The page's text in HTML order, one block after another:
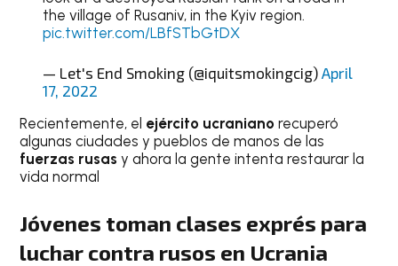
the village of Rusaniv, in the Kyiv region.
pic.twitter.com/LBfSTbGtDX
— Let's End Smoking (@iquitsmokingcig) April
17, 2022
Recientemente, el ejército ucranianorecuperó
algunas ciudades y pueblos de manos de las
fuerzas rusasy ahora la gente intenta restaurar la
vida normal
Jóvenes toman clases exprés para
luchar contra rusos en Ucrania